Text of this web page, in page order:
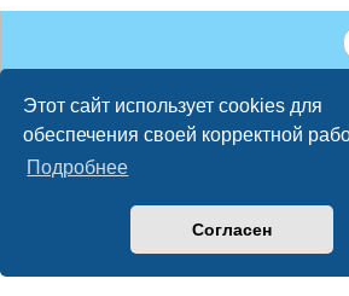
Этот сайт использует cookies для
обеспечения своей корректной
Подробнее
Согласен
Breeze style by
Создано на основе
® Forum Software
Русская поддержка phpBB